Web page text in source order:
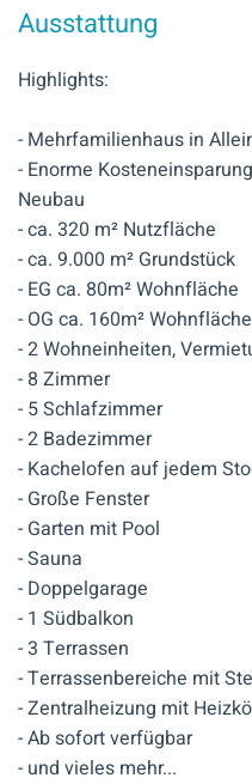
Ausstattung
Highlights:
- Mehrfamilienhaus in
- Enorme
Neubau
- ca. 320 m² Nutzfläche
- ca. 9.000 m² Grundstück
- EG ca. 80m² Wohnfläche
- OG ca. 160m² Wohnfläche
- 2 Wohneinheiten,
- 8 Zimmer
- 5 Schlafzimmer
- 2 Badezimmer
- Kachelofen auf jedem
- Große Fenster
- Garten mit Pool
- Sauna
- Doppelgarage
- 1 Südbalkon
- 3 Terrassen
- Terrassenbereiche mit
- Zentralheizung mit
- Ab sofort verfügbar
- und vieles mehr...